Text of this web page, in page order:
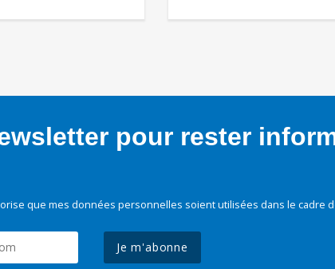
pour rester
que mes données personnelles soient utilisées dans le cadre
Je m'abonne